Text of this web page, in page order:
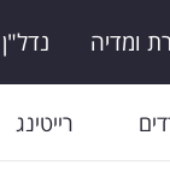
ומדיה נדל"ן
רייטינג